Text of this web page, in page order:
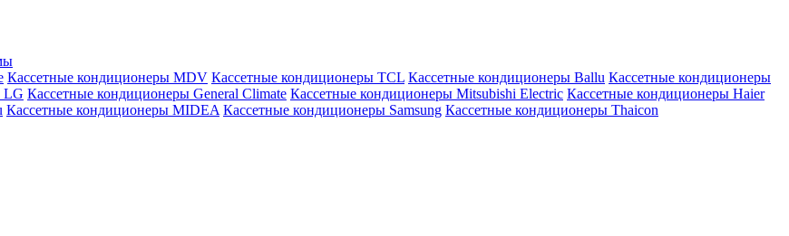
Кассетные кондиционеры MDV Кассетные кондиционеры TCL Кассетные кондиционеры Ballu Кассетные кондиционеры
LG Кассетные кондиционеры General Climate Кассетные кондиционеры Mitsubishi Electric Кассетные кондиционеры Haier
Кассетные кондиционеры MIDEA Кассетные кондиционеры Samsung Кассетные кондиционеры Thaicon